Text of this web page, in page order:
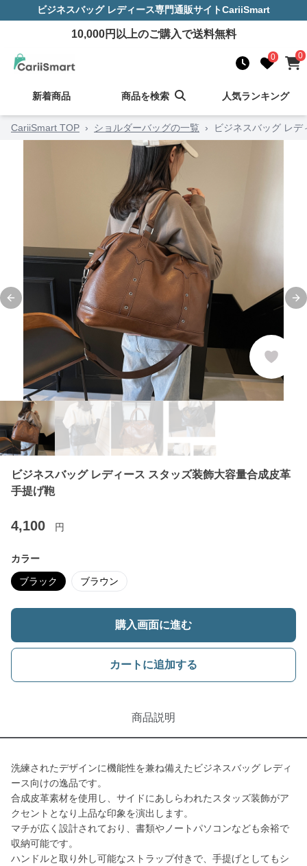
ビジネスバッグ レディース専門通販サイトCariiSmart
10,000円以上のご購入で送料無料
0 0
新着商品 商品を検索 人気ランキング
CariiSmart TOP › ショルダーバッグの一覧 › ビジネスバッグ レ
Previous slide
ビジネスバッグ レディース スタッズ装飾大容量合成皮革
手提げ鞄
4,100 円
カラー
ブラック ブラウン
購入画面に進む
カートに追加する
商品説明
洗練されたデザインに機能性を兼ね備えたビジネスバッグ レディ
ース向けの逸品です。
合成皮革素材を使用し、サイドにあしらわれたスタッズ装飾がア
クセントとなり上品な印象を演出します。
マチが広く設計されており、書類やノートパソコンなども余裕で
収納可能です。
ハンドルと取り外し可能なストラップ付きで、手提げとしてもシ